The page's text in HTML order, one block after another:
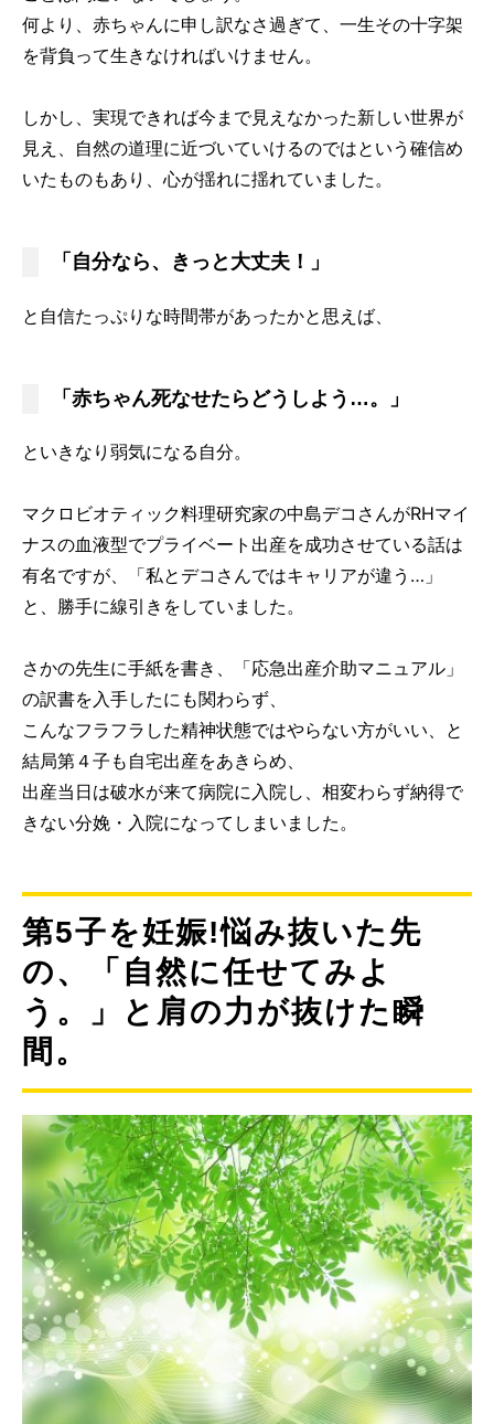
何より、赤ちゃんに申し訳なさ過ぎて、一生その十字架
を背負って生きなければいけません。
しかし、実現できれば今まで見えなかった新しい世界が
見え、自然の道理に近づいていけるのではという確信め
いたものもあり、心が揺れに揺れていました。
「自分なら、きっと大丈夫！」
と自信たっぷりな時間帯があったかと思えば、
「赤ちゃん死なせたらどうしよう…。」
といきなり弱気になる自分。
マクロビオティック料理研究家の中島デコさんがRHマイ
ナスの血液型でプライベート出産を成功させている話は
有名ですが、「私とデコさんではキャリアが違う…」
と、勝手に線引きをしていました。
さかの先生に手紙を書き、「応急出産介助マニュアル」
の訳書を入手したにも関わらず、
こんなフラフラした精神状態ではやらない方がいい、と
結局第４子も自宅出産をあきらめ、
出産当日は破水が来て病院に入院し、相変わらず納得で
きない分娩・入院になってしまいました。
第5子を妊娠!悩み抜いた先
の、「自然に任せてみよ
う。」と肩の力が抜けた瞬
間。